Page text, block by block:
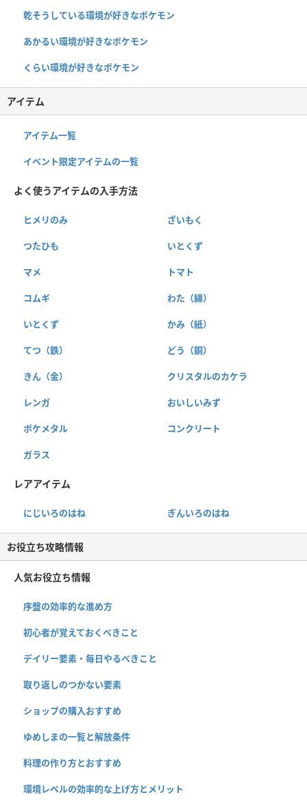
乾そうしている環境が好きなポケモン
あかるい環境が好きなポケモン
くらい環境が好きなポケモン
アイテム
アイテム一覧
イベント限定アイテムの一覧
よく使うアイテムの入手方法
ヒメリのみ ざいもく
つたひも いとくず
マメ トマト
コムギ わた（綿）
いとくず かみ（紙）
てつ（鉄） どう（銅）
きん（金） クリスタルのカケラ
レンガ おいしいみず
ポケメタル コンクリート
ガラス
レアアイテム
にじいろのはね ぎんいろのはね
お役立ち攻略情報
人気お役立ち情報
序盤の効率的な進め方
初心者が覚えておくべきこと
デイリー要素・毎日やるべきこと
取り返しのつかない要素
ショップの購入おすすめ
ゆめしまの一覧と解放条件
料理の作り方とおすすめ
環境レベルの効率的な上げ方とメリット